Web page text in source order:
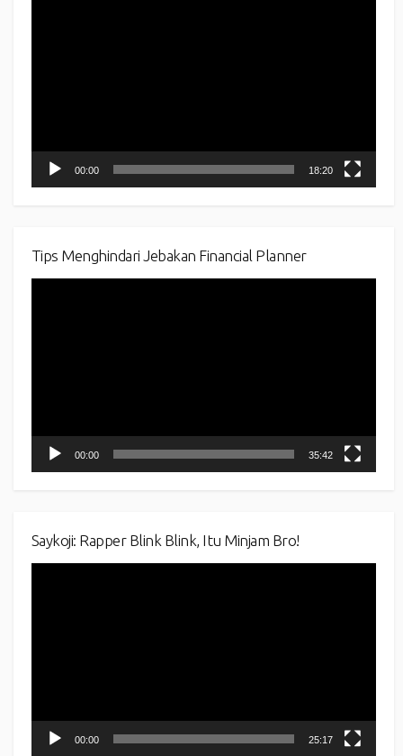
00:00 18:20
Tips Menghindari Jebakan Financial Planner
00:00 35:42
Saykoji: Rapper Blink Blink, Itu Minjam Bro!
00:00 25:17